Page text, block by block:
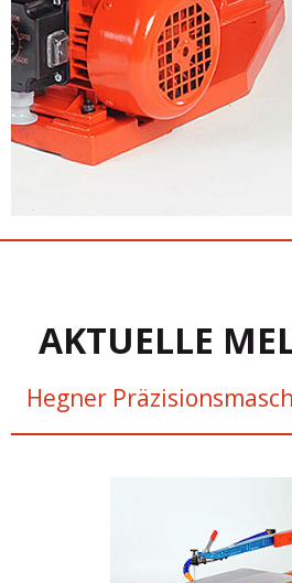
AKTUELLE
Hegner